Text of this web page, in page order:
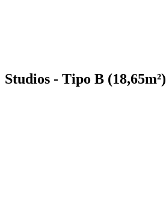
Studios - Tipo B (18,65m²)